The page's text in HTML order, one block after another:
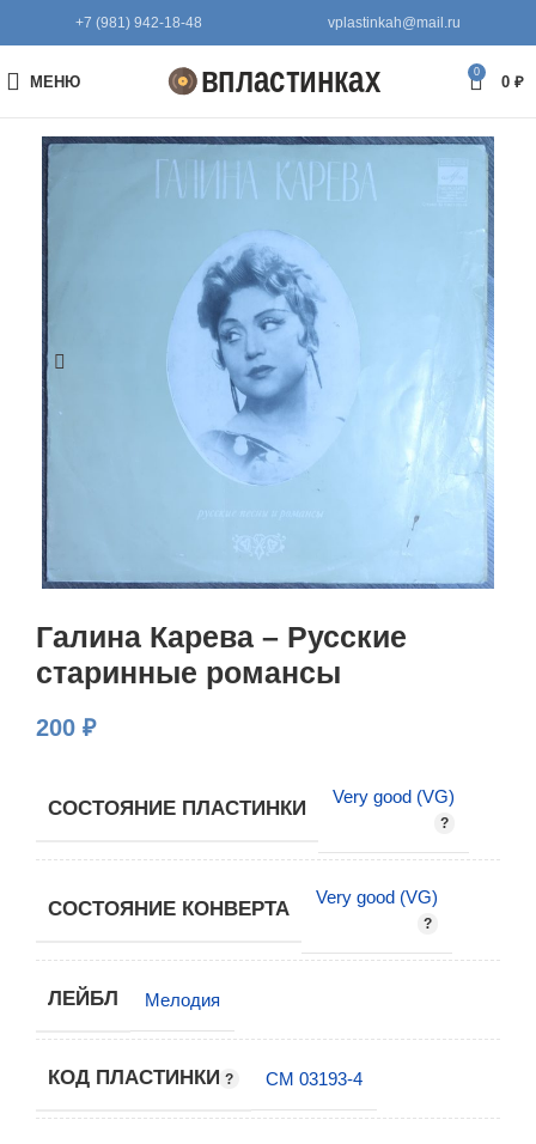
+7 (981) 942-18-48 vplastinkah@mail.ru
МЕНЮ
0
0 ₽
Галина Карева – Русские
старинные романсы
200 ₽
СОСТОЯНИЕ ПЛАСТИНКИ
Very good (VG)
СОСТОЯНИЕ КОНВЕРТА
Very good (VG)
ЛЕЙБЛ Мелодия
КОД ПЛАСТИНКИ СМ 03193-4